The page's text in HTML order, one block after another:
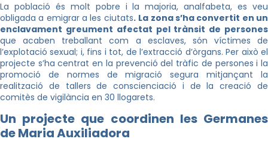
La població és molt pobre i la majoria, analfabeta, es veu
obligada a emigrar a les ciutats. La zona s’ha convertit en un
enclavament greument afectat pel trànsit de persones
que acaben treballant com a esclaves, són víctimes de
l’explotació sexual; i, fins i tot, de l’extracció d’òrgans. Per això el
projecte s’ha centrat en la prevenció del tràfic de persones i la
promoció de normes de migració segura mitjançant la
realització de tallers de conscienciació i de la creació de
comitès de vigilància en 30 llogarets.
Un projecte que coordinen les Germanes
de Maria Auxiliadora